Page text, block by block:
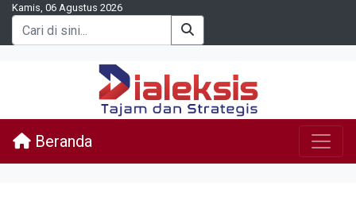
Kamis, 06 Agustus 2026
Beranda